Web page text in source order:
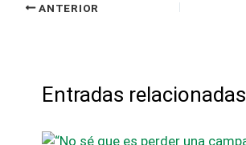
ANTERIOR
Entradas relacionadas